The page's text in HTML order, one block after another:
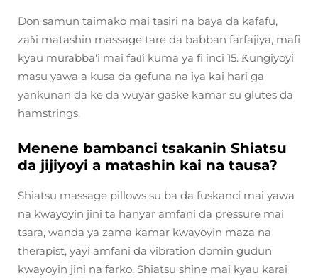
Don samun taimako mai tasiri na baya da kafafu,
zaɓi matashin massage tare da babban farfajiya, mafi
kyau murabba'i mai faɗi kuma ya fi inci 15. Ƙungiyoyi
masu yawa a kusa da gefuna na iya kai hari ga
yankunan da ke da wuyar gaske kamar su glutes da
hamstrings.
Menene bambanci tsakanin Shiatsu
da jijiyoyi a matashin kai na tausa?
Shiatsu massage pillows su ba da fuskanci mai yawa
na kwayoyin jini ta hanyar amfani da pressure mai
tsara, wanda ya zama kamar kwayoyin maza na
therapist, yayi amfani da vibration domin gudun
kwayoyin jini na farko. Shiatsu shine mai kyau karai